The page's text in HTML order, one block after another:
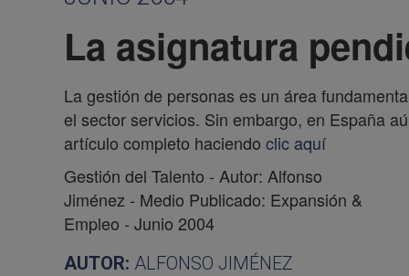
La asignatura
La gestión de personas es un área
el sector servicios. Sin embargo, en España
artículo completo haciendo clic aquí
Gestión del Talento - Autor: Alfonso
Jiménez - Medio Publicado: Expansión &
Empleo - Junio 2004
AUTOR: ALFONSO JIMÉNEZ